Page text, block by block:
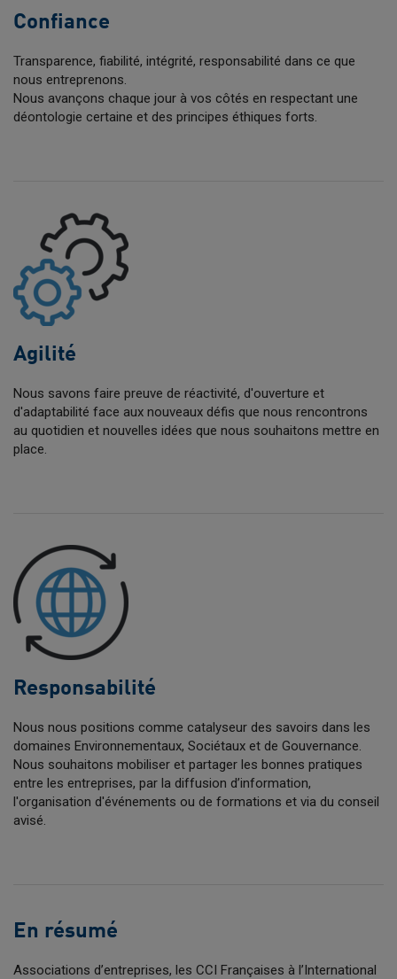
Confiance
Transparence, fiabilité, intégrité, responsabilité dans ce que
nous entreprenons.
Nous avançons chaque jour à vos côtés en respectant une
déontologie certaine et des principes éthiques forts.
Agilité
Nous savons faire preuve de réactivité, d'ouverture et
d'adaptabilité face aux nouveaux défis que nous rencontrons
au quotidien et nouvelles idées que nous souhaitons mettre en
place.
Responsabilité
Nous nous positions comme catalyseur des savoirs dans les
domaines Environnementaux, Sociétaux et de Gouvernance.
Nous souhaitons mobiliser et partager les bonnes pratiques
entre les entreprises, par la diffusion d’information,
l'organisation d'événements ou de formations et via du conseil
avisé.
En résumé
Associations d’entreprises, les CCI Françaises à l’International